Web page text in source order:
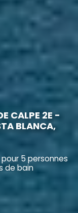
CALPE 2E -
BLANCA,
5 personnes
de bain